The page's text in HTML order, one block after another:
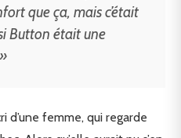
que ça, mais c’était
Button était une
d’une femme, qui regarde